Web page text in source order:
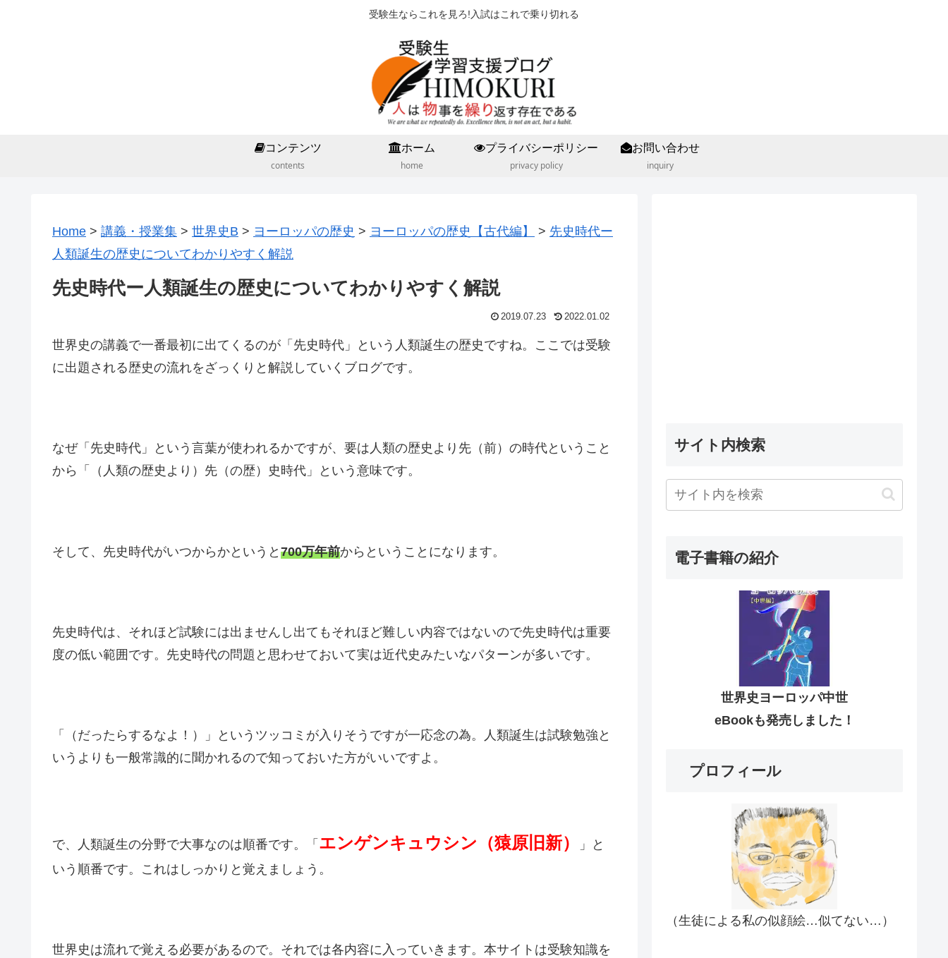
受験生ならこれを見ろ!入試はこれで乗り切れる
コンテンツ
contents
ホーム
home
プライバシーポリシー
privacy policy
お問い合わせ
inquiry
Home > 講義・授業集 > 世界史B > ヨーロッパの歴史 > ヨーロッパの歴史【古代編】 > 先史時代ー
人類誕生の歴史についてわかりやすく解説
先史時代ー人類誕生の歴史についてわかりやすく解説
2019.07.23 2022.01.02
世界史の講義で一番最初に出てくるのが「先史時代」という人類誕生の歴史ですね。ここでは受験
に出題される歴史の流れをざっくりと解説していくブログです。
なぜ「先史時代」という言葉が使われるかですが、要は人類の歴史より先（前）の時代ということ
から「（人類の歴史より）先（の歴）史時代」という意味です。
そして、先史時代がいつからかというと 700万年前からということになります。
先史時代は、それほど試験には出ませんし出てもそれほど難しい内容ではないので先史時代は重要
度の低い範囲です。先史時代の問題と思わせておいて実は近代史みたいなパターンが多いです。
「（だったらするなよ！）」というツッコミが入りそうですが一応念の為。人類誕生は試験勉強と
いうよりも一般常識的に聞かれるので知っておいた方がいいですよ。
で、人類誕生の分野で大事なのは順番です。「 エンゲンキュウシン（猿原旧新）
」と
いう順番です。これはしっかりと覚えましょう。
世界史は流れで覚える必要があるので。それでは各内容に入っていきます。本サイトは受験知識を
サイト内検索
電子書籍の紹介
世界史ヨーロッパ中世
eBookも発売しました！
プロフィール
（生徒による私の似顔絵…似てない…）